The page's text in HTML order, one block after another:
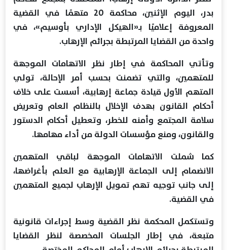
بدر، اليوم الإثنين، محاكمة 20 متهمًا في القضية
المعروفة إعلاميًا بـ«الهيكل الإداري بأوسيم»، في
واحدة من القضايا المرتبطة بجرائم الإرهاب.
وتأتي المحاكمة في إطار نظر الاتهامات الموجهة
للمتهمين، والتي تضمنت بحسب أمر الإحالة، تولي
المتهم الأول قيادة جماعة إرهابية، أسست على خلاف
أحكام القانون بهدف الإخلال بالنظام العام وتعريض
سلامة المجتمع وأمنه للخطر، وتعطيل أحكام الدستور
والقانون، ومنع مؤسسات الدولة من أداء مهامها.
كما شملت الاتهامات الموجهة لباقي المتهمين
الانضمام إلى الجماعة الإرهابية مع العلم بأغراضها،
إلى جانب توجيه تهم تمويل الإرهاب لجميع المتهمين
في القضية.
وتستكمل المحكمة نظر القضية وسط إجراءات قانونية
متبعة، في إطار الجلسات المخصصة لنظر القضايا